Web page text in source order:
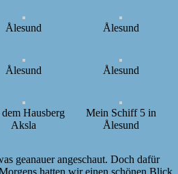
Ålesund Ålesund
Ålesund Ålesund
Hausberg
Aksla
Mein Schiff 5 in
Ålesund
geanauer angeschaut. Doch dafür
hatten wir einen schönen Blick